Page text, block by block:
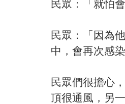
民眾：「就怕
民眾：「因為
中，會再次感染
民眾們很擔心
頂很通風，另